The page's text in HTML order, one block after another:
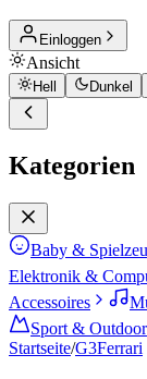
Einloggen
Ansicht
Hell Dunkel
Kategorien
Baby &
Elektronik &
Accessoires
Sport & Outdoor
Startseite/G3Ferrari